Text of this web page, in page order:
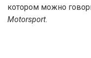
котором можно
Motorsport.